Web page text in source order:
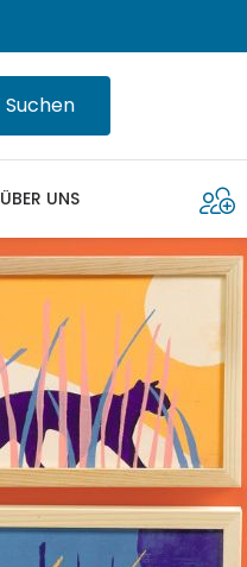
Suchen
ÜBER UNS